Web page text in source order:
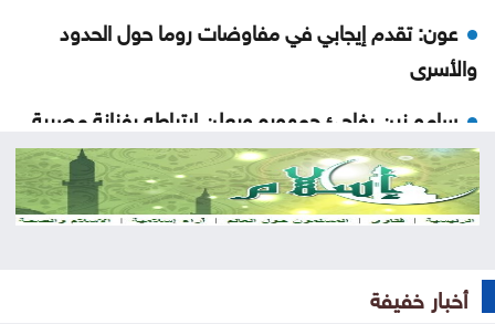
عون: تقدم إيجابي في مفاوضات روما حول الحدود
والأسرى
سامو زين يفاجئ جمهوره ويعلن ارتباطه بفنانة مصرية
أوبن إيه آي تتيح محادثات غير محدودة لمستخدمي
ChatGPT المجانيين
أخبار خفيفة